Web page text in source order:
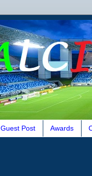
Guest Post Awards